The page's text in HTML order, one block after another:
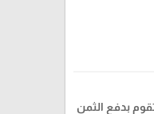
بدفع الثمن